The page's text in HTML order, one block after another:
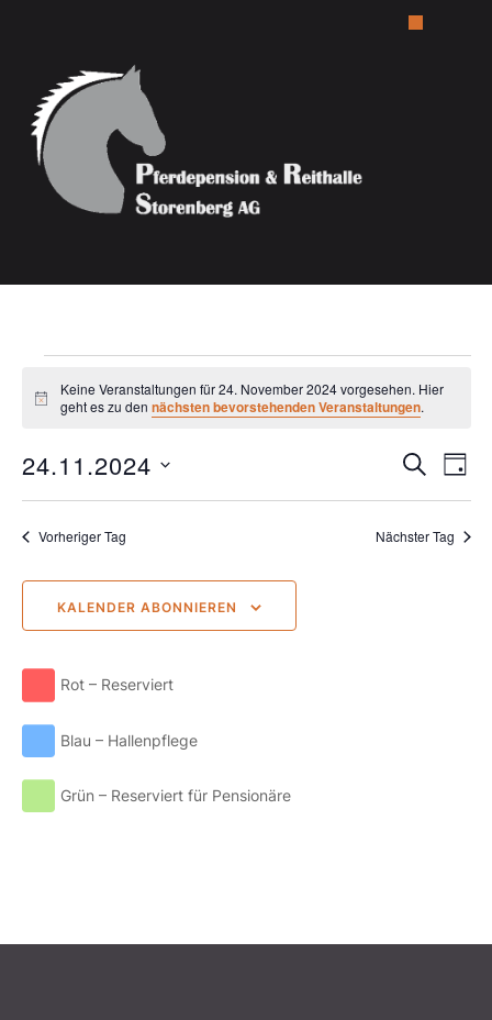
Hinweis
Keine Veranstaltungen für 24. November 2024 vorgesehen. Hier
geht es zu dennächsten bevorstehenden Veranstaltungen.
Suche
und
SUCHE
TAG
24.11.2024
Vorheriger Tag Nächster Tag
KALENDER ABONNIEREN
Rot – Reserviert
Blau – Hallenpflege
Grün – Reserviert für Pensionäre